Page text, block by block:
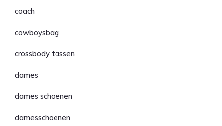
coach
cowboysbag
crossbody tassen
dames
dames schoenen
damesschoenen